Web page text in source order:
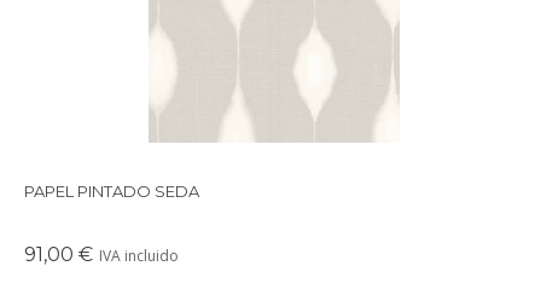
PAPEL PINTADO SEDA
91,00 € IVA incluido